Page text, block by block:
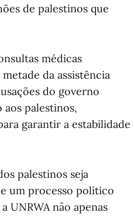
de palestinos que
médicas
da assistência
do governo
aos palestinos,
garantir a estabilidade
palestinos seja
um processo político
UNRWA não apenas